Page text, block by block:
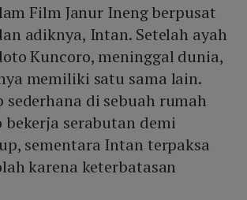
Film Janur Ineng berpusat
adiknya, Intan. Setelah ayah
Kuncoro, meninggal dunia,
memiliki satu sama lain.
sederhana di sebuah rumah
bekerja serabutan demi
sementara Intan terpaksa
karena keterbatasan